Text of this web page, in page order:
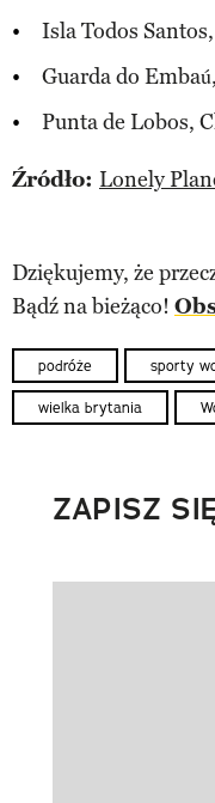
Isla Todos
Guarda do
Punta de Lobos,
Źródło: Lonely
Dziękujemy, że
Bądź na bieżąco!
podróże sporty
wielka brytania
ZAPISZ